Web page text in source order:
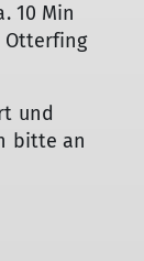
10 Min
Otterfing
und
bitte an